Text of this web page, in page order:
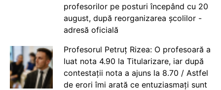
profesorilor pe posturi începând cu 20
august, după reorganizarea școlilor -
adresă oficială
Profesorul Petruț Rizea: O profesoară a
luat nota 4.90 la Titularizare, iar după
contestații nota a ajuns la 8.70 / Astfel
de erori îmi arată ce entuziasmați sunt